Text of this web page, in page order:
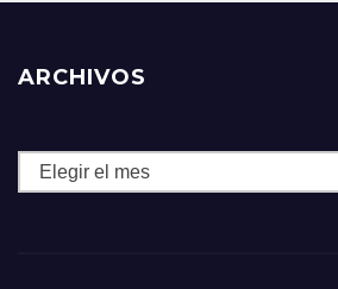
ARCHIVOS
Archivos